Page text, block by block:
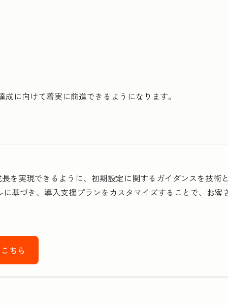
に向けて着実に前進できるようになります。
を実現できるように、初期設定に関するガイダンスを技術
基づき、導入支援プランをカスタマイズすることで、お客
ちら